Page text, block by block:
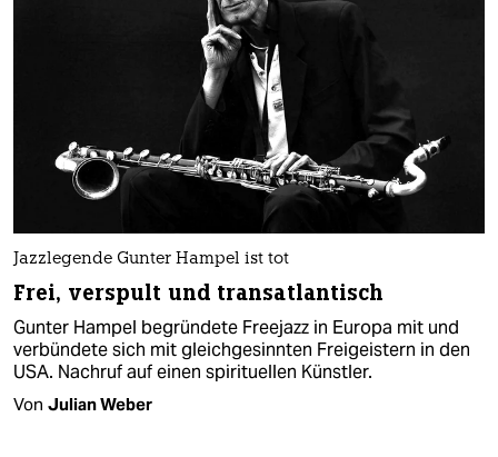
Jazzlegende Gunter Hampel ist tot
Frei, verspult und transatlantisch
Gunter Hampel begründete Freejazz in Europa mit und
verbündete sich mit gleichgesinnten Freigeistern in den
USA. Nachruf auf einen spirituellen Künstler.
Von Julian Weber